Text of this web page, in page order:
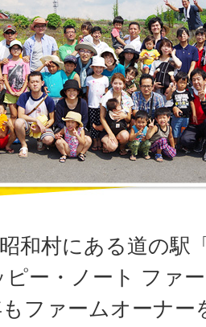
和村にある道の駅
ピー・ノート ファ
ファームオーナー